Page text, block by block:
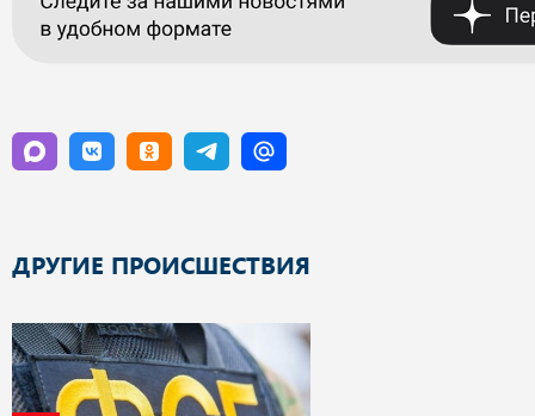
ДРУГИЕ ПРОИСШЕСТВИЯ